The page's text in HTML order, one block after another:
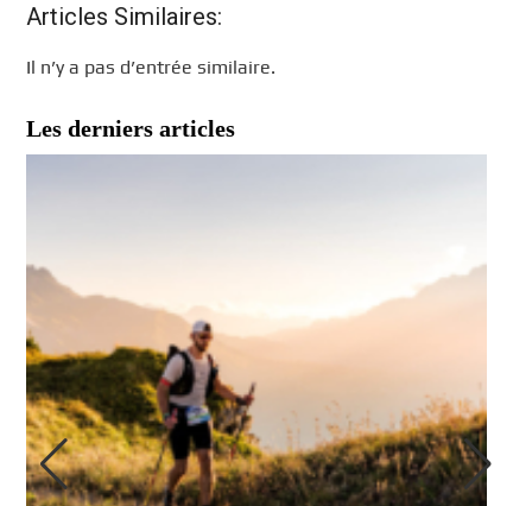
Articles Similaires:
Il n’y a pas d’entrée similaire.
Les derniers articles